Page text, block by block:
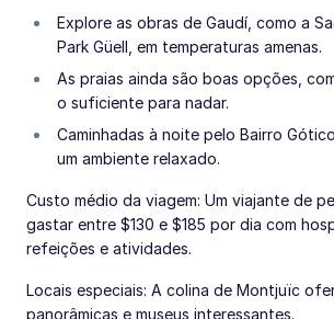
Explore as obras de Gaudí, como a
Park Güell, em temperaturas amenas.
As praias ainda são boas opções,
o suficiente para nadar.
Caminhadas à noite pelo Bairro
um ambiente relaxado.
Custo médio da viagem: Um viajante de
gastar entre $130 e $185 por dia com
refeições e atividades.
Locais especiais: A colina de Montjuïc
panorâmicas e museus interessantes.